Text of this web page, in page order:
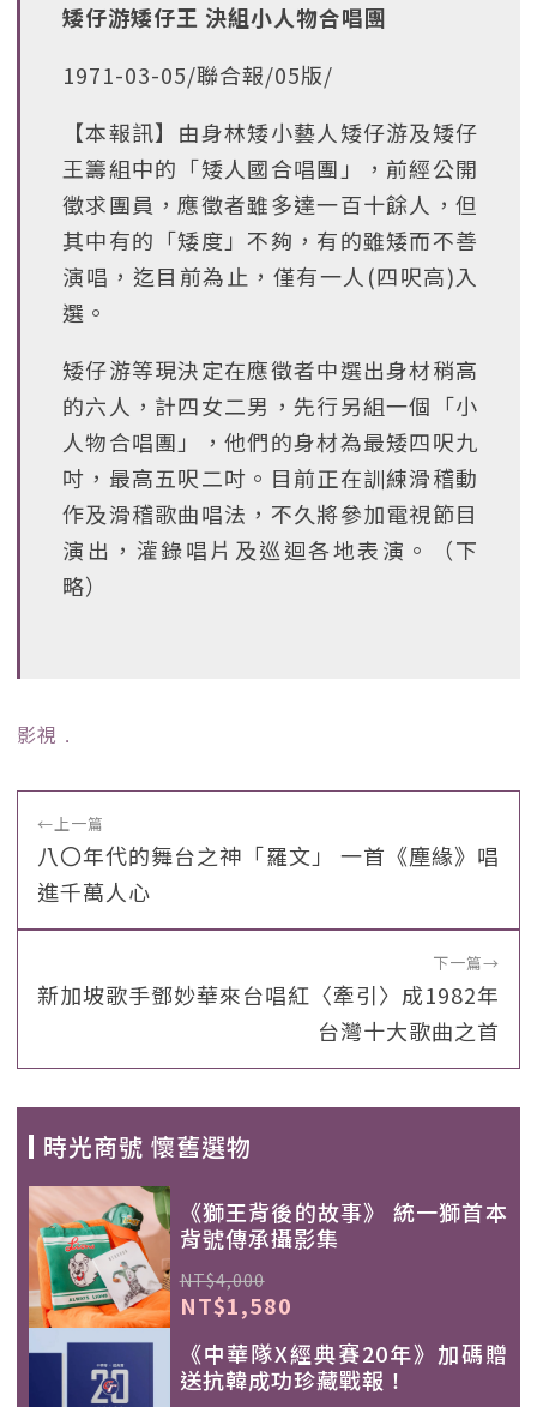
矮仔游矮仔王 決組小人物合唱團
1971-03-05/聯合報/05版/
【本報訊】由身林矮小藝人矮仔游及矮仔
王籌組中的「矮人國合唱團」，前經公開
徵求團員，應徵者雖多達一百十餘人，但
其中有的「矮度」不夠，有的雖矮而不善
演唱，迄目前為止，僅有一人(四呎高)入
選。
矮仔游等現決定在應徵者中選出身材稍高
的六人，計四女二男，先行另組一個「小
人物合唱團」，他們的身材為最矮四呎九
吋，最高五呎二吋。目前正在訓練滑稽動
作及滑稽歌曲唱法，不久將參加電視節目
演出，灌錄唱片及巡迴各地表演。（下
略）
影視 ﹒
←上一篇
八〇年代的舞台之神「羅文」 一首《塵緣》唱
進千萬人心
下一篇→
新加坡歌手鄧妙華來台唱紅〈牽引〉成1982年
台灣十大歌曲之首
時光商號 懷舊選物
《獅王背後的故事》 統一獅首本
背號傳承攝影集
NT$4,000
NT$1,580
《中華隊X經典賽20年》加碼贈
送抗韓成功珍藏戰報！